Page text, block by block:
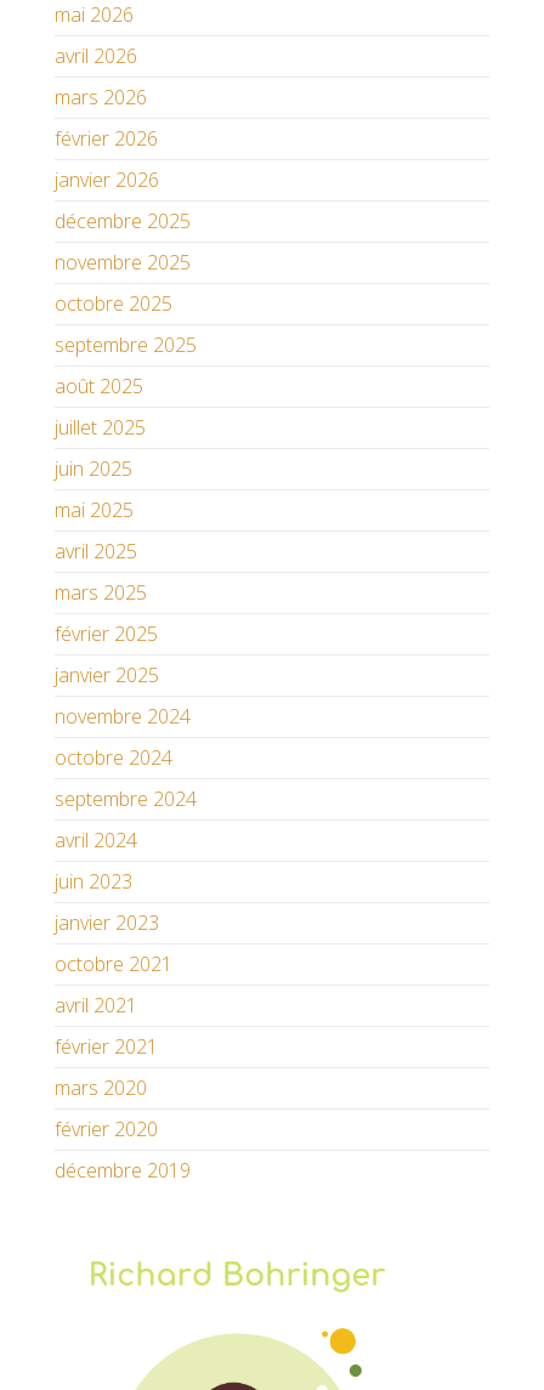
mai 2026
avril 2026
mars 2026
février 2026
janvier 2026
décembre 2025
novembre 2025
octobre 2025
septembre 2025
août 2025
juillet 2025
juin 2025
mai 2025
avril 2025
mars 2025
février 2025
janvier 2025
novembre 2024
octobre 2024
septembre 2024
avril 2024
juin 2023
janvier 2023
octobre 2021
avril 2021
février 2021
mars 2020
février 2020
décembre 2019